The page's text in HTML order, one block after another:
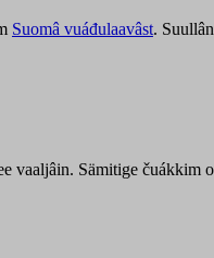
Suomâ vuáđulaavâst.
Sämitige čuákkim